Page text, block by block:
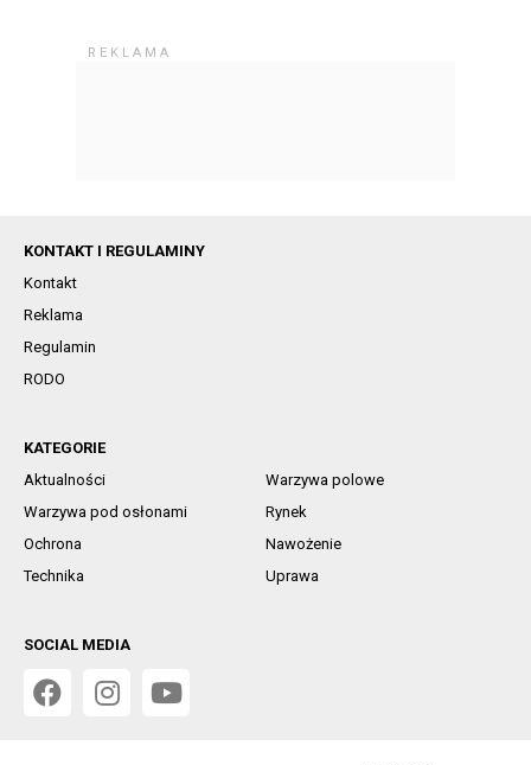
KONTAKT I REGULAMINY
Kontakt
Reklama
Regulamin
RODO
KATEGORIE
Aktualności
Warzywa polowe
Warzywa pod osłonami
Rynek
Ochrona
Nawożenie
Technika
Uprawa
SOCIAL MEDIA